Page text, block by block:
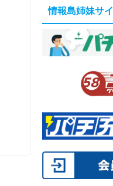
情報島姉妹サ